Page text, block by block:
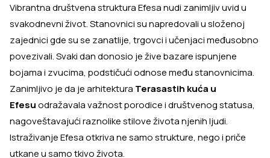
Vibrantna društvena struktura Efesa nudi zanimljiv uvid u
svakodnevni život. Stanovnici su napredovali u složenoj
zajednici gde su se zanatlije, trgovci i učenjaci međusobno
povezivali. Svaki dan donosio je žive bazare ispunjene
bojama i zvucima, podstičući odnose među stanovnicima.
Zanimljivo je da je arhitektura Terasastih kuća u
Efesuodražavala važnost porodice i društvenog statusa,
nagoveštavajući raznolike stilove života njenih ljudi.
Istraživanje Efesa otkriva ne samo strukture, nego i priče
utkane u samo tkivo života.